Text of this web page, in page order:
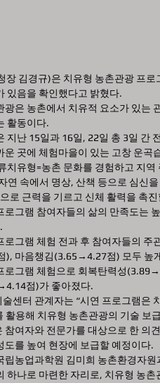
장 김경규)은 치유형 농촌관광 프
있음을 확인했다고 밝혔다.
광은 농촌에서 치유적 요소가 있는
활동이다.
지난 15일과 16일, 22일 총 3일 간
운 곳에 체험마을이 있는 고창 운곡
치유형=농촌 문화를 경험하고 지
연 속에서 명상, 산책 등으로 심신
로 근력을 기르고 신체 활력을 촉
로그램 참여자들의 삶의 만족도는
로그램 체험 전과 후 참여자들의
), 마음챙김(3.65→4.27점) 모두 높
로그램 체험으로 회복탄력성
점)가 좋아졌다.
센터 관계자는 “시연 프로그램은
활용해 치유형 농촌관광의 기술 보
참여자와 전문가를 대상으로 한 의
도를 높여 현장에 보급할 예정이다.
립농업과학원 김미희 농촌환경자
하나로 마련한 자리로, 치유형 농